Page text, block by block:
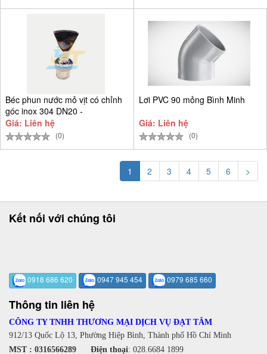
Béc phun nước mỏ vịt có chỉnh
góc inox 304 DN20 -
Giá: Liên hệ
(0)
Lơi PVC 90 mỏng Bình Minh
Giá: Liên hệ
(0)
1 2 3 4 5 6 >
Kết nối với chúng tôi
0918 686 620 0947 945 454 0979 685 660
Thông tin liên hệ
CÔNG TY TNHH THƯƠNG MẠI DỊCH VỤ ĐẠT TÂM
912/13 Quốc Lộ 13, Phường Hiệp Bình, Thành phố Hồ Chí Minh
MST : 0316566289 Điện thoại: 028.6684 1899